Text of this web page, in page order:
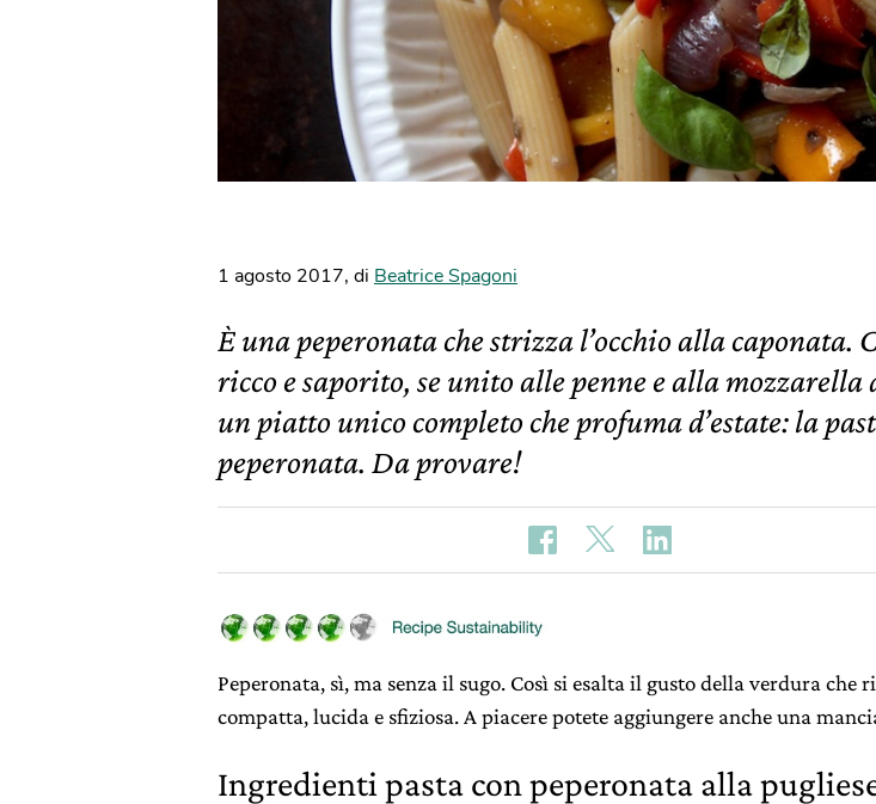
1 agosto 2017, di Beatrice Spagoni
È una peperonata che strizza l’occhio alla caponata.
ricco e saporito, se unito alle penne e alla mozzarella
un piatto unico completo che profuma d’estate: la
peperonata. Da provare!
Peperonata, sì, ma senza il sugo. Così si esalta il gusto della verdura che
compatta, lucida e sfiziosa. A piacere potete aggiungere anche una
Ingredienti pasta con peperonata alla